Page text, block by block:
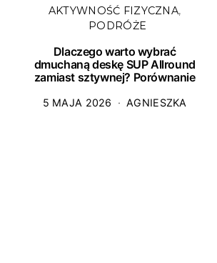
AKTYWNOŚĆ FIZYCZNA
PODRÓŻE
Dlaczego warto wybrać
dmuchaną deskę SUP Allround
zamiast sztywnej? Porównanie
5 MAJA 2026 AGNIESZKA